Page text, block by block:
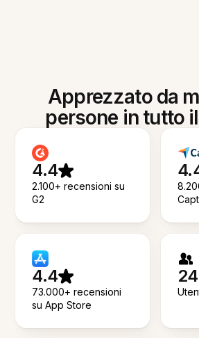
Apprezzato da
persone in tutto
4.4
2.100+ recensioni su
G2
4.4
73.000+ recensioni
su App Store